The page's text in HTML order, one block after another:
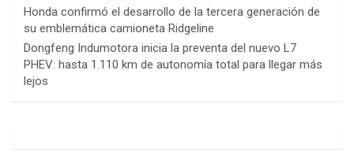
Honda confirmó el desarrollo de la tercera generación de
su emblemática camioneta Ridgeline
Dongfeng Indumotora inicia la preventa del nuevo L7
PHEV: hasta 1.110 km de autonomía total para llegar más
lejos